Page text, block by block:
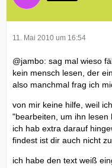
11. Mai 2010 um 16:54
@jambo: sag mal wieso
kein mensch lesen, der
also manchmal frag ich
von mir keine hilfe, weil
"bearbeiten, um ihn lesen
ich hab extra darauf
findest ist dir auch nicht zu
ich habe den text weiß